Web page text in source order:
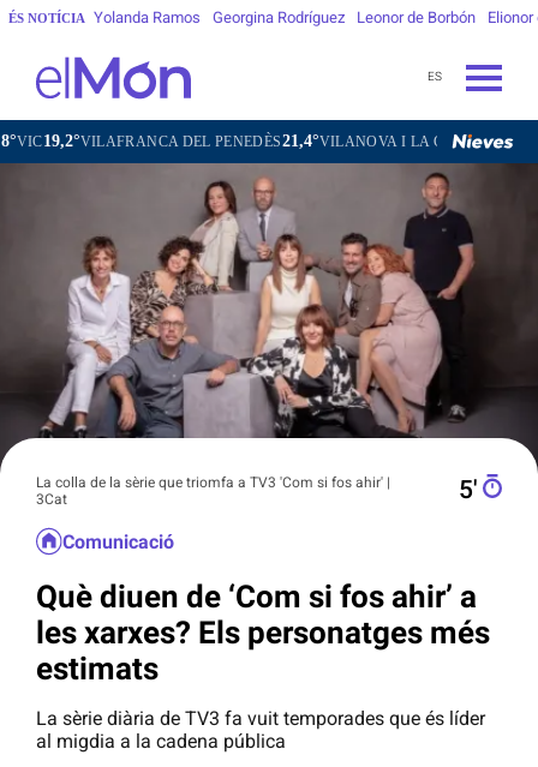
ÉS NOTÍCIA Yolanda Ramos Georgina Rodríguez Leonor de Borbón Elionor
ES
DEL PENEDÈS 21,4°VILANOVA I LA GELTRÚ24,1°LA SEU
La colla de la sèrie que triomfa a TV3 'Com si fos ahir' |
3Cat
5′
Comunicació
Què diuen de ‘Com si fos ahir’ a
les xarxes? Els personatges més
estimats
La sèrie diària de TV3 fa vuit temporades que és líder
al migdia a la cadena pública